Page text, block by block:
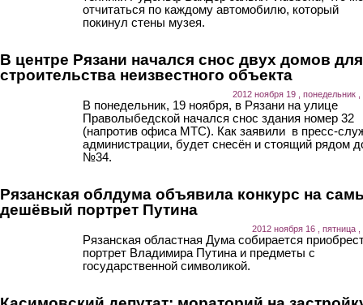
отчитаться по каждому автомобилю, который
покинул стены музея.
В центре Рязани начался снос двух домов для
строительства неизвестного объекта
2012 ноября 19 , понедельник ,
В понедельник, 19 ноября, в Рязани на улице
Праволыбедской начался снос здания номер 32
(напротив офиса МТС). Как заявили в пресс-
администрации, будет снесён и стоящий рядом
№34.
Рязанская облдума объявила конкурс на
дешёвый портрет Путина
2012 ноября 16 , пятница ,
Рязанская областная Дума собирается
портрет Владимира Путина и предметы с
государственной символикой.